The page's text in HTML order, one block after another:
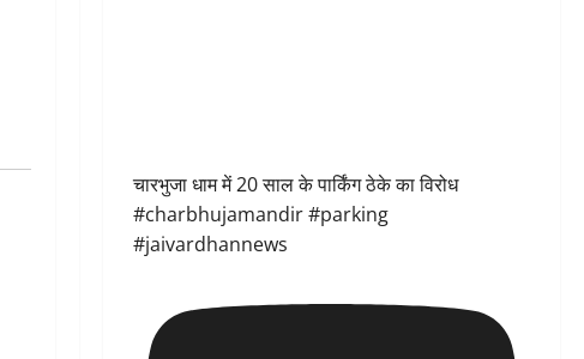
चारभुजा धाम में 20 साल के पार्किंग ठेके का विरोध
#charbhujamandir #parking
#jaivardhannews